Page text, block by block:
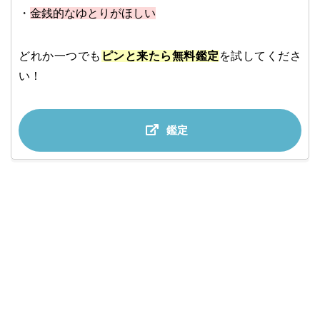
・ 金銭的なゆとりがほしい
どれか一つでも ピンと来たら無料鑑定 を試してくださ
い！
鑑定